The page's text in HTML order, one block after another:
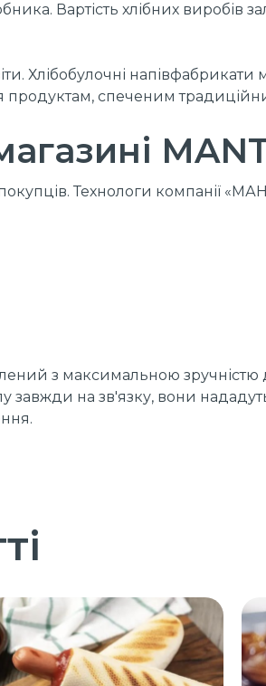
Вартість хлібних виробів
Хлібобулочні
продуктам, спеченим
Технологи компанії
з максимальною зручністю
завжди на зв'язку, вони